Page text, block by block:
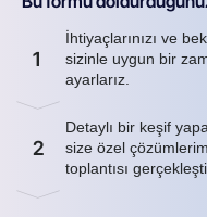
1
İhtiyaçlarınızı ve
sizinle uygun bir
ayarlarız.
2
Detaylı bir keşif
size özel
toplantısı